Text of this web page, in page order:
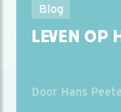
Blog
LEVEN OP
Door Hans